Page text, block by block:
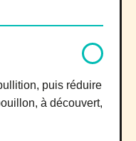
puis réduire
à découvert,